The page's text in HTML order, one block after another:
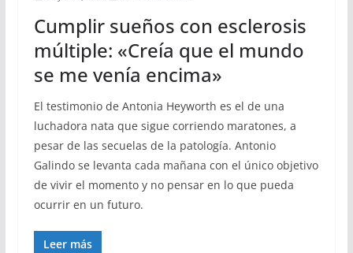
Cumplir sueños con esclerosis
múltiple: «Creía que el mundo
se me venía encima»
El testimonio de Antonia Heyworth es el de una
luchadora nata que sigue corriendo maratones, a
pesar de las secuelas de la patología. Antonio
Galindo se levanta cada mañana con el único objetivo
de vivir el momento y no pensar en lo que pueda
ocurrir en un futuro.
Leer más